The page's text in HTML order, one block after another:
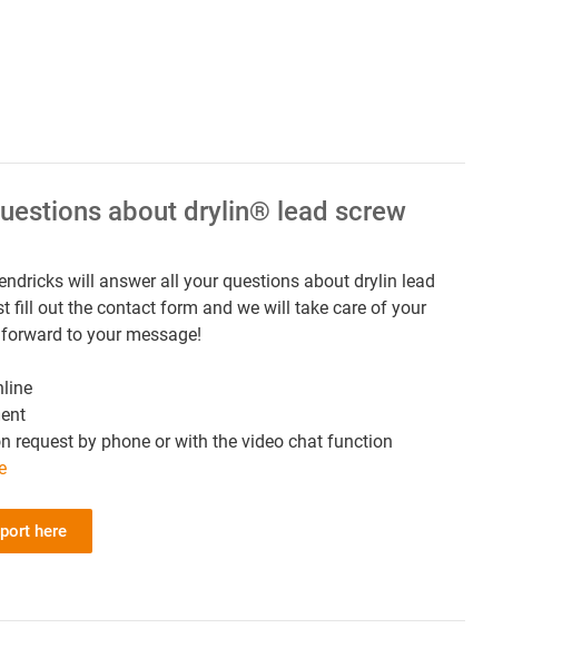
about drylin® lead screw
will answer all your questions about drylin lead
fill out the contact form and we will take care of your
to your message!
request by phone or with the video chat function
here